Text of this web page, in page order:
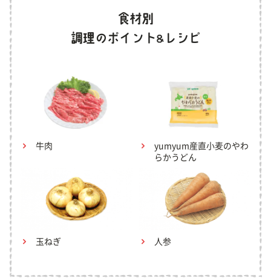
牛肉
yumyum産直小麦のやわ
らかうどん
玉ねぎ 人参